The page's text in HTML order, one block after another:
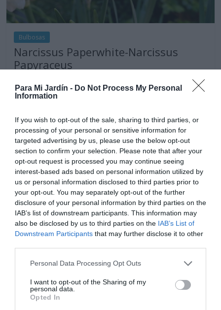
Para Mi Jardín - Do Not Process My Personal
Information
If you wish to opt-out of the sale, sharing to third parties, or
processing of your personal or sensitive information for
targeted advertising by us, please use the below opt-out
section to confirm your selection. Please note that after your
opt-out request is processed you may continue seeing
interest-based ads based on personal information utilized by
us or personal information disclosed to third parties prior to
your opt-out. You may separately opt-out of the further
disclosure of your personal information by third parties on the
IAB’s list of downstream participants. This information may
also be disclosed by us to third parties on the IAB’s List of
Downstream Participants that may further disclose it to other
Personal Data Processing Opt Outs
I want to opt-out of the Sharing of my
personal data.
Opted In
Bulbosas
Narcissus Paperwhite-Narcissus
Papyraceus
Dificultad baja
medio, redondeados y puntiagudos de base aplanada.
Hojas alargadas y estrechas de color verde y crecimiento
erecto o ligeramente curvado. Florece a finales de invierno
o principios de primavera, Flores pequeñas y delicadas de
color blanco puro, muy aromáticas. Situación soleada o
parcialmente soleada. Suelo fértil bien drenado.
Leer más